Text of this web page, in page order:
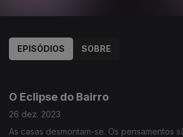
EPISÓDIOS SOBRE
O Eclipse do Bairro
26 dez. 2023
As casas desmontam-se. Os pensamentos